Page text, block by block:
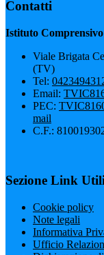
Contatti
Istituto
Viale Brigata
(TV)
Tel:
Email:
PEC:
mail
C.F.:
Sezione Link
Cookie policy
Note legali
Informativa
Ufficio